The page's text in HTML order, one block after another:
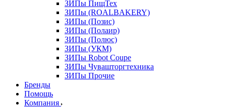
ЗИПы ПищТех
ЗИПы (ROALBAKERY)
ЗИПы (Позис)
ЗИПы (Полаир)
ЗИПы (Полюс)
ЗИПы (УКМ)
ЗИПы Robot Coupe
ЗИПы Чувашторгтехника
ЗИПы Прочие
Бренды
Помощь
Компания